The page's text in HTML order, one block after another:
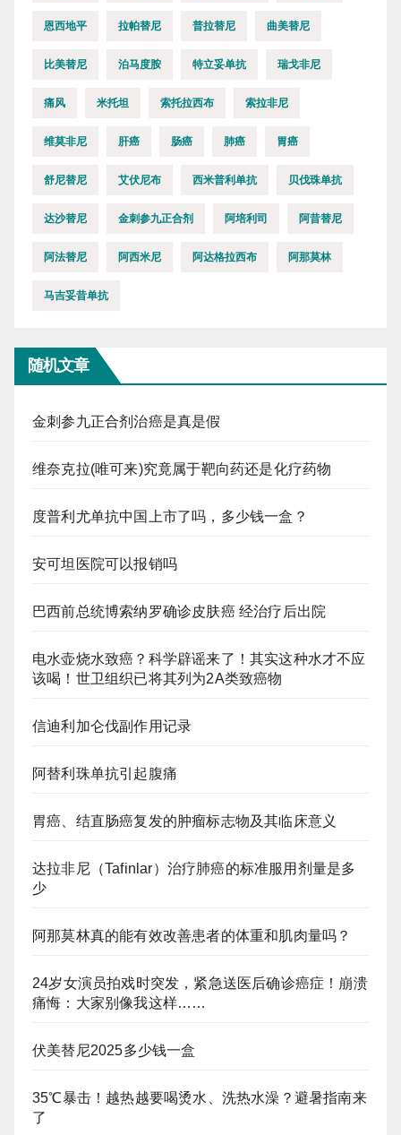
恩西地平 拉帕替尼 普拉替尼 曲美替尼
比美替尼 泊马度胺 特立妥单抗 瑞戈非尼
痛风 米托坦 索托拉西布 索拉非尼
维莫非尼 肝癌 肠癌 肺癌 胃癌
舒尼替尼 艾伏尼布 西米普利单抗 贝伐珠单抗
达沙替尼 金刺参九正合剂 阿培利司 阿昔替尼
阿法替尼 阿西米尼 阿达格拉西布 阿那莫林
马吉妥昔单抗
随机文章
金刺参九正合剂治癌是真是假
维奈克拉(唯可来)究竟属于靶向药还是化疗药物
度普利尤单抗中国上市了吗，多少钱一盒？
安可坦医院可以报销吗
巴西前总统博索纳罗确诊皮肤癌 经治疗后出院
电水壶烧水致癌？科学辟谣来了！其实这种水才不应
该喝！世卫组织已将其列为2A类致癌物
信迪利加仑伐副作用记录
阿替利珠单抗引起腹痛
胃癌、结直肠癌复发的肿瘤标志物及其临床意义
达拉非尼（Tafinlar）治疗肺癌的标准服用剂量是多
少
阿那莫林真的能有效改善患者的体重和肌肉量吗？
24岁女演员拍戏时突发，紧急送医后确诊癌症！崩溃
痛悔：大家别像我这样……
伏美替尼2025多少钱一盒
35℃暴击！越热越要喝烫水、洗热水澡？避暑指南来
了